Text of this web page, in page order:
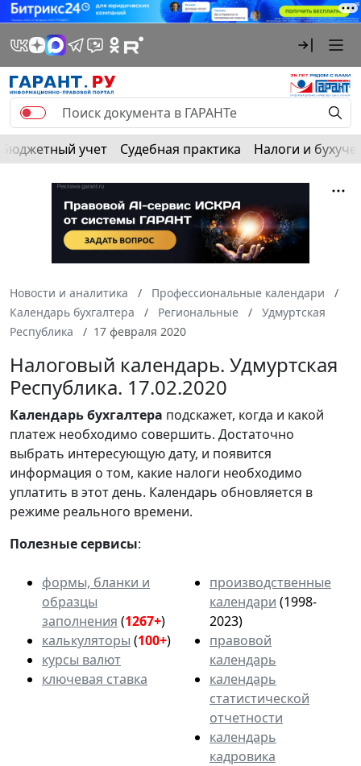
Бюджетный учет Судебная практика Налоги и
Новости и аналитика
Профессиональные календари
Календарь бухгалтера
Региональные
Удмуртская
Республика
17 февраля 2020
Налоговый календарь. Удмуртская
Республика. 17.02.2020
Календарьбухгалтера подскажет, когда и какой
платеж необходимо совершить. Достаточно
выбрать интересующую дату, и появится
информация о том, какие налоги необходимо
уплатить в этот день. Календарь обновляется в
режиме реального времени.
Полезные сервисы:
формы, бланки и
образцы
заполнения (1267+)
калькуляторы (100+)
курсы валют
ключевая ставка
производственные
календари (1998-
2023)
правовой
календарь
календарь
статистической
отчетности
календарь
кадровика